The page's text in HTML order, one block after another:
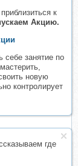
к
Акцию.
себе занятие по
новую
контролирует
где